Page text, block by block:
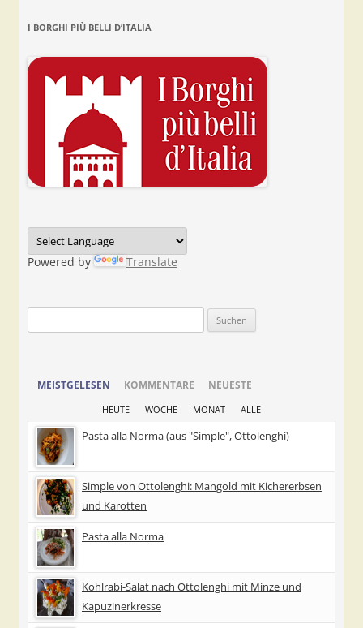
I BORGHI PIÙ BELLI D’ITALIA
Powered by Translate
nach:
MEISTGELESEN KOMMENTARE NEUESTE
HEUTE WOCHE MONAT ALLE
Pasta alla Norma (aus "Simple", Ottolenghi)
Simple von Ottolenghi: Mangold mit Kichererbsen
und Karotten
Pasta alla Norma
Kohlrabi-Salat nach Ottolenghi mit Minze und
Kapuzinerkresse